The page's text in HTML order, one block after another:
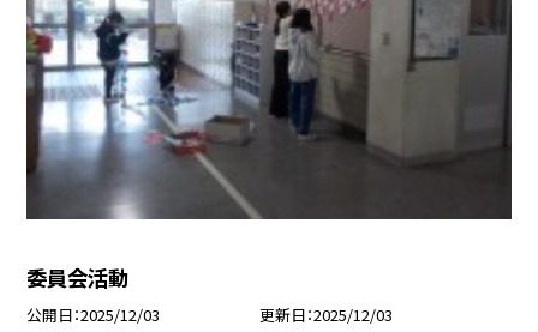
委員会活動
公開日 2025/12/03 更新日 2025/12/03